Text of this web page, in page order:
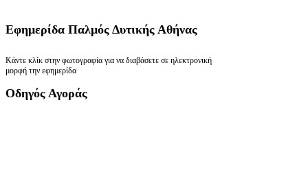
Εφημερίδα Παλμός Δυτικής Αθήνας
Κάντε κλίκ στην φωτογραφία για να διαβάσετε σε ηλεκτρονική
μορφή την εφημερίδα
Οδηγός Αγοράς